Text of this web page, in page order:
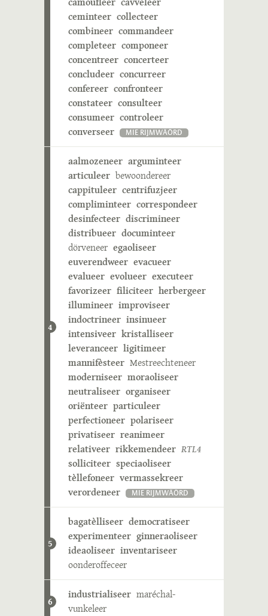
ceminteer collecteer
combineer commandeer
completeer componeer
concentreer concerteer
concludeer concurreer
confereer confronteer
constateer consulteer
consumeer controleer
converseer
MIE RIJMWÄÖRD
4
aalmozeneer arguminteer
articuleer bewoondereer
cappituleer centrifuzjeer
compliminteer correspondeer
desinfecteer discrimineer
distribueer documinteer
dörveneer egaoliseer
euverendweer evacueer
evalueer evolueer executeer
favorizeer filiciteer herbergeer
illumineer improviseer
indoctrineer insinueer
intensiveer kristalliseer
leveranceer ligitimeer
mannifèsteer Mestreechteneer
moderniseer moraoliseer
neutraliseer organiseer
oriënteer particuleer
perfectioneer polariseer
privatiseer reanimeer
relativeer rikkemendeer RTL4
solliciteer speciaoliseer
tèllefoneer vermassekreer
verordeneer
MIE RIJMWÄÖRD
5
bagatèlliseer democratiseer
experimenteer ginneraoliseer
ideaoliseer inventariseer
oonderoffeceer
6
industrialiseer maréchal-
vunkeleer